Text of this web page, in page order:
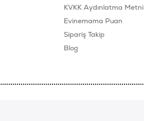
KVKK Aydınlatma Metni
Evinemama Puan
Sipariş Takip
Blog